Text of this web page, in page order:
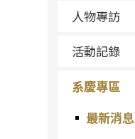
人物專訪
活動記錄
系慶專區
最新消息